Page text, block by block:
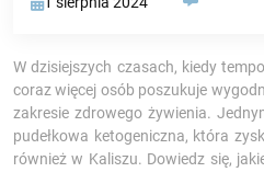
W dzisiejszych czasach, kiedy
coraz więcej osób poszukuje
zakresie zdrowego żywienia.
pudełkowa ketogeniczna, która
również w Kaliszu. Dowiedz się,